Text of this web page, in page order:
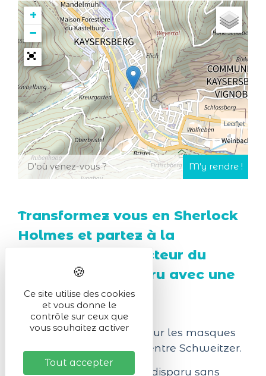
+
−
Leaflet
Transformez vous en Sherlock
Holmes et partez à la
recherche du directeur du
musée qui a disparu avec une
pièce maîtresse.
Une exposition majeure sur les masques
africains doit ouvrir au Centre Schweitzer.
Le directeur du musée a disparu sans
Ce site utilise des cookies
et vous donne le
contrôle sur ceux que
vous souhaitez activer
Tout accepter